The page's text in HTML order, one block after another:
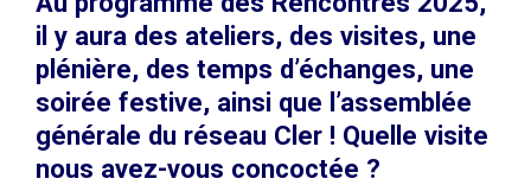
il y aura des ateliers, des visites, une
plénière, des temps d’échanges, une
soirée festive, ainsi que l’assemblée
générale du réseau Cler ! Quelle visite
nous avez-vous concoctée ?